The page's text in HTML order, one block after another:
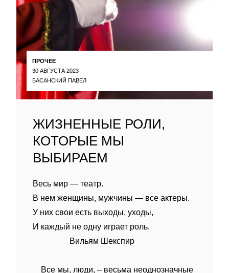
ПРОЧЕЕ
30 АВГУСТА 2023
БАСАНСКИЙ ПАВЕЛ
ЖИЗНЕННЫЕ РОЛИ,
КОТОРЫЕ МЫ
ВЫБИРАЕМ
Весь мир — театр.
В нем женщины, мужчины — все актеры.
У них свои есть выходы, уходы,
И каждый не одну играет роль.
Вильям Шекспир
Все мы, люди, – весьма неоднозначные